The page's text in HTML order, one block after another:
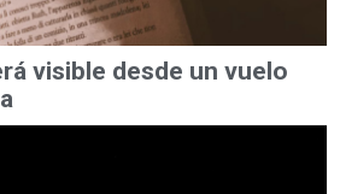
visible desde un vuelo